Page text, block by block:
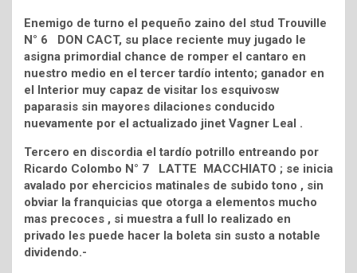
Enemigo de turno el pequeño zaino del stud Trouville
N° 6 DON CACT, su place reciente muy jugado le
asigna primordial chance de romper el cantaro en
nuestro medio en el tercer tardío intento; ganador en
el Interior muy capaz de visitar los esquivosw
paparasis sin mayores dilaciones conducido
nuevamente por el actualizado jinet Vagner Leal .
Tercero en discordia el tardío potrillo entreando por
Ricardo Colombo N° 7 LATTE MACCHIATO ; se inicia
avalado por ehercicios matinales de subido tono , sin
obviar la franquicias que otorga a elementos mucho
mas precoces , si muestra a full lo realizado en
privado les puede hacer la boleta sin susto a notable
dividendo.-